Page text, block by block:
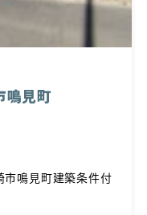
鳴見町
鳴見町建築条件付